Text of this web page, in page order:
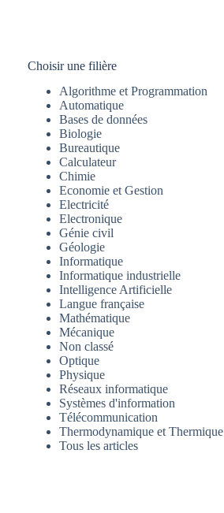
Choisir une filière
Algorithme et Programmation
Automatique
Bases de données
Biologie
Bureautique
Calculateur
Chimie
Economie et Gestion
Electricité
Electronique
Génie civil
Géologie
Informatique
Informatique industrielle
Intelligence Artificielle
Langue française
Mathématique
Mécanique
Non classé
Optique
Physique
Réseaux informatique
Systèmes d'information
Télécommunication
Thermodynamique et Thermique
Tous les articles